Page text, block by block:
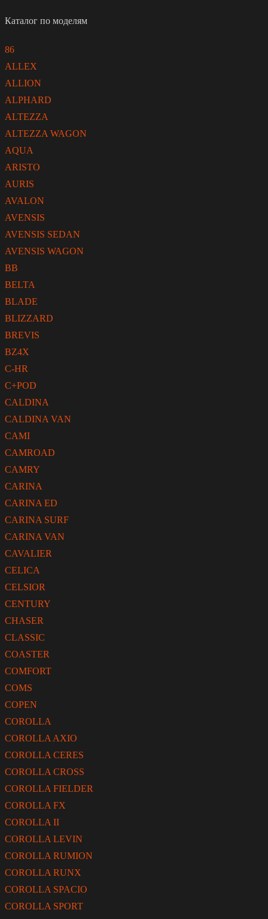
Каталог по моделям
86
ALLEX
ALLION
ALPHARD
ALTEZZA
ALTEZZA WAGON
AQUA
ARISTO
AURIS
AVALON
AVENSIS
AVENSIS SEDAN
AVENSIS WAGON
BB
BELTA
BLADE
BLIZZARD
BREVIS
BZ4X
C-HR
C+POD
CALDINA
CALDINA VAN
CAMI
CAMROAD
CAMRY
CARINA
CARINA ED
CARINA SURF
CARINA VAN
CAVALIER
CELICA
CELSIOR
CENTURY
CHASER
CLASSIC
COASTER
COMFORT
COMS
COPEN
COROLLA
COROLLA AXIO
COROLLA CERES
COROLLA CROSS
COROLLA FIELDER
COROLLA FX
COROLLA II
COROLLA LEVIN
COROLLA RUMION
COROLLA RUNX
COROLLA SPACIO
COROLLA SPORT